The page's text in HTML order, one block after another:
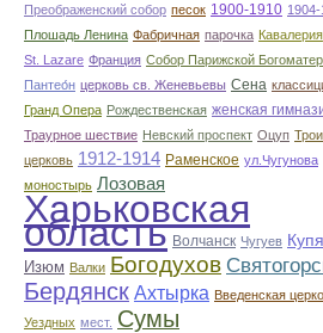
Преображенский собор песок 1900-1910 1904-
Плошадь Ленина Фабричная парочка Кавалерия
St. Lazare Франция Собор Парижской
Пантео́н церковь св. Женевьевы Сена
Гранд Опера Рождественская женская
Траурное шествие Невский проспект Оцуп
церковь 1912-1914 Раменское ул.Чугунова
моностырь Лозовая
Харьковская
область Волчанск Чугуев
Изюм Валки Богодухов
Бердянск Ахтырка Введенская
Уездных мест. Сумы